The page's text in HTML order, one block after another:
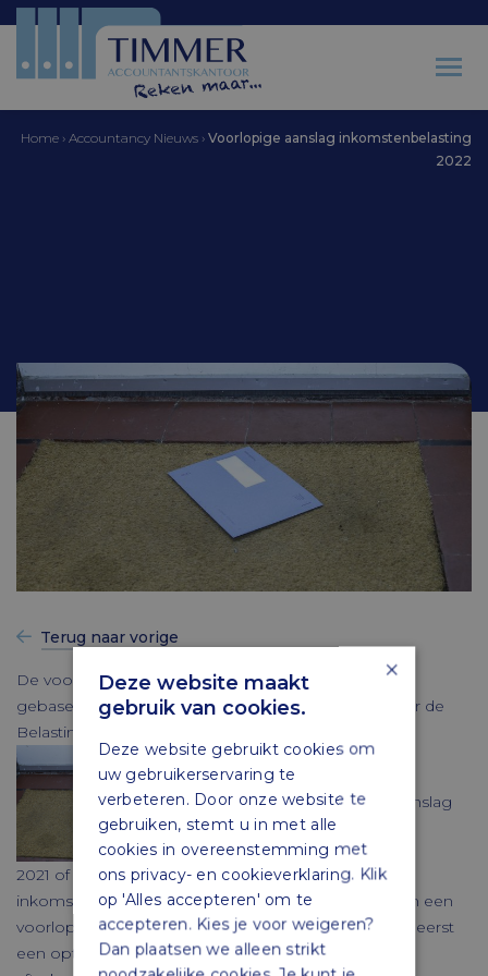
Home › Accountancy Nieuws › Voorlopige aanslag inkomstenbelasting
2022
Terug naar vorige
De voorlopige aanslag inkomstenbelasting 2022 is
gebaseerd op de meest recente gegevens waarover de
Belastingdienst beschikt.
Dat kan zijn de voorlopige aanslag
2021 of de meest recente definitieve aanslag
inkomstenbelasting. Bij het verzoek om wijziging van een
voorlopige aanslag stelt de Belastingdienst voor het eerst
een optimale verdeling van gemeenschappelijke
×
Deze website maakt
gebruik van cookies.
Deze website gebruikt cookies om
uw gebruikerservaring te
verbeteren. Door onze website te
gebruiken, stemt u in met alle
cookies in overeenstemming met
ons privacy- en cookieverklaring. Klik
op 'Alles accepteren' om te
accepteren. Kies je voor weigeren?
Dan plaatsen we alleen strikt